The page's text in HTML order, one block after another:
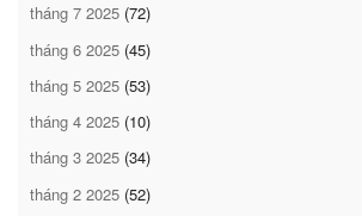
tháng 7 2025 (72)
tháng 6 2025 (45)
tháng 5 2025 (53)
tháng 4 2025 (10)
tháng 3 2025 (34)
tháng 2 2025 (52)